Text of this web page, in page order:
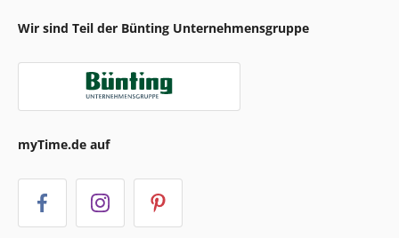
Wir sind Teil der Bünting Unternehmensgruppe
myTime.de auf